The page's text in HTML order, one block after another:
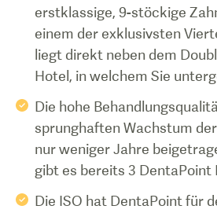
erstklassige, 9-stöckige
einem der exklusivsten
liegt direkt neben dem
Hotel, in welchem Sie
Die hohe
sprunghaften Wachstum
nur weniger Jahre
gibt es bereits 3 DentaPoint
Die ISO hat DentaPoint für